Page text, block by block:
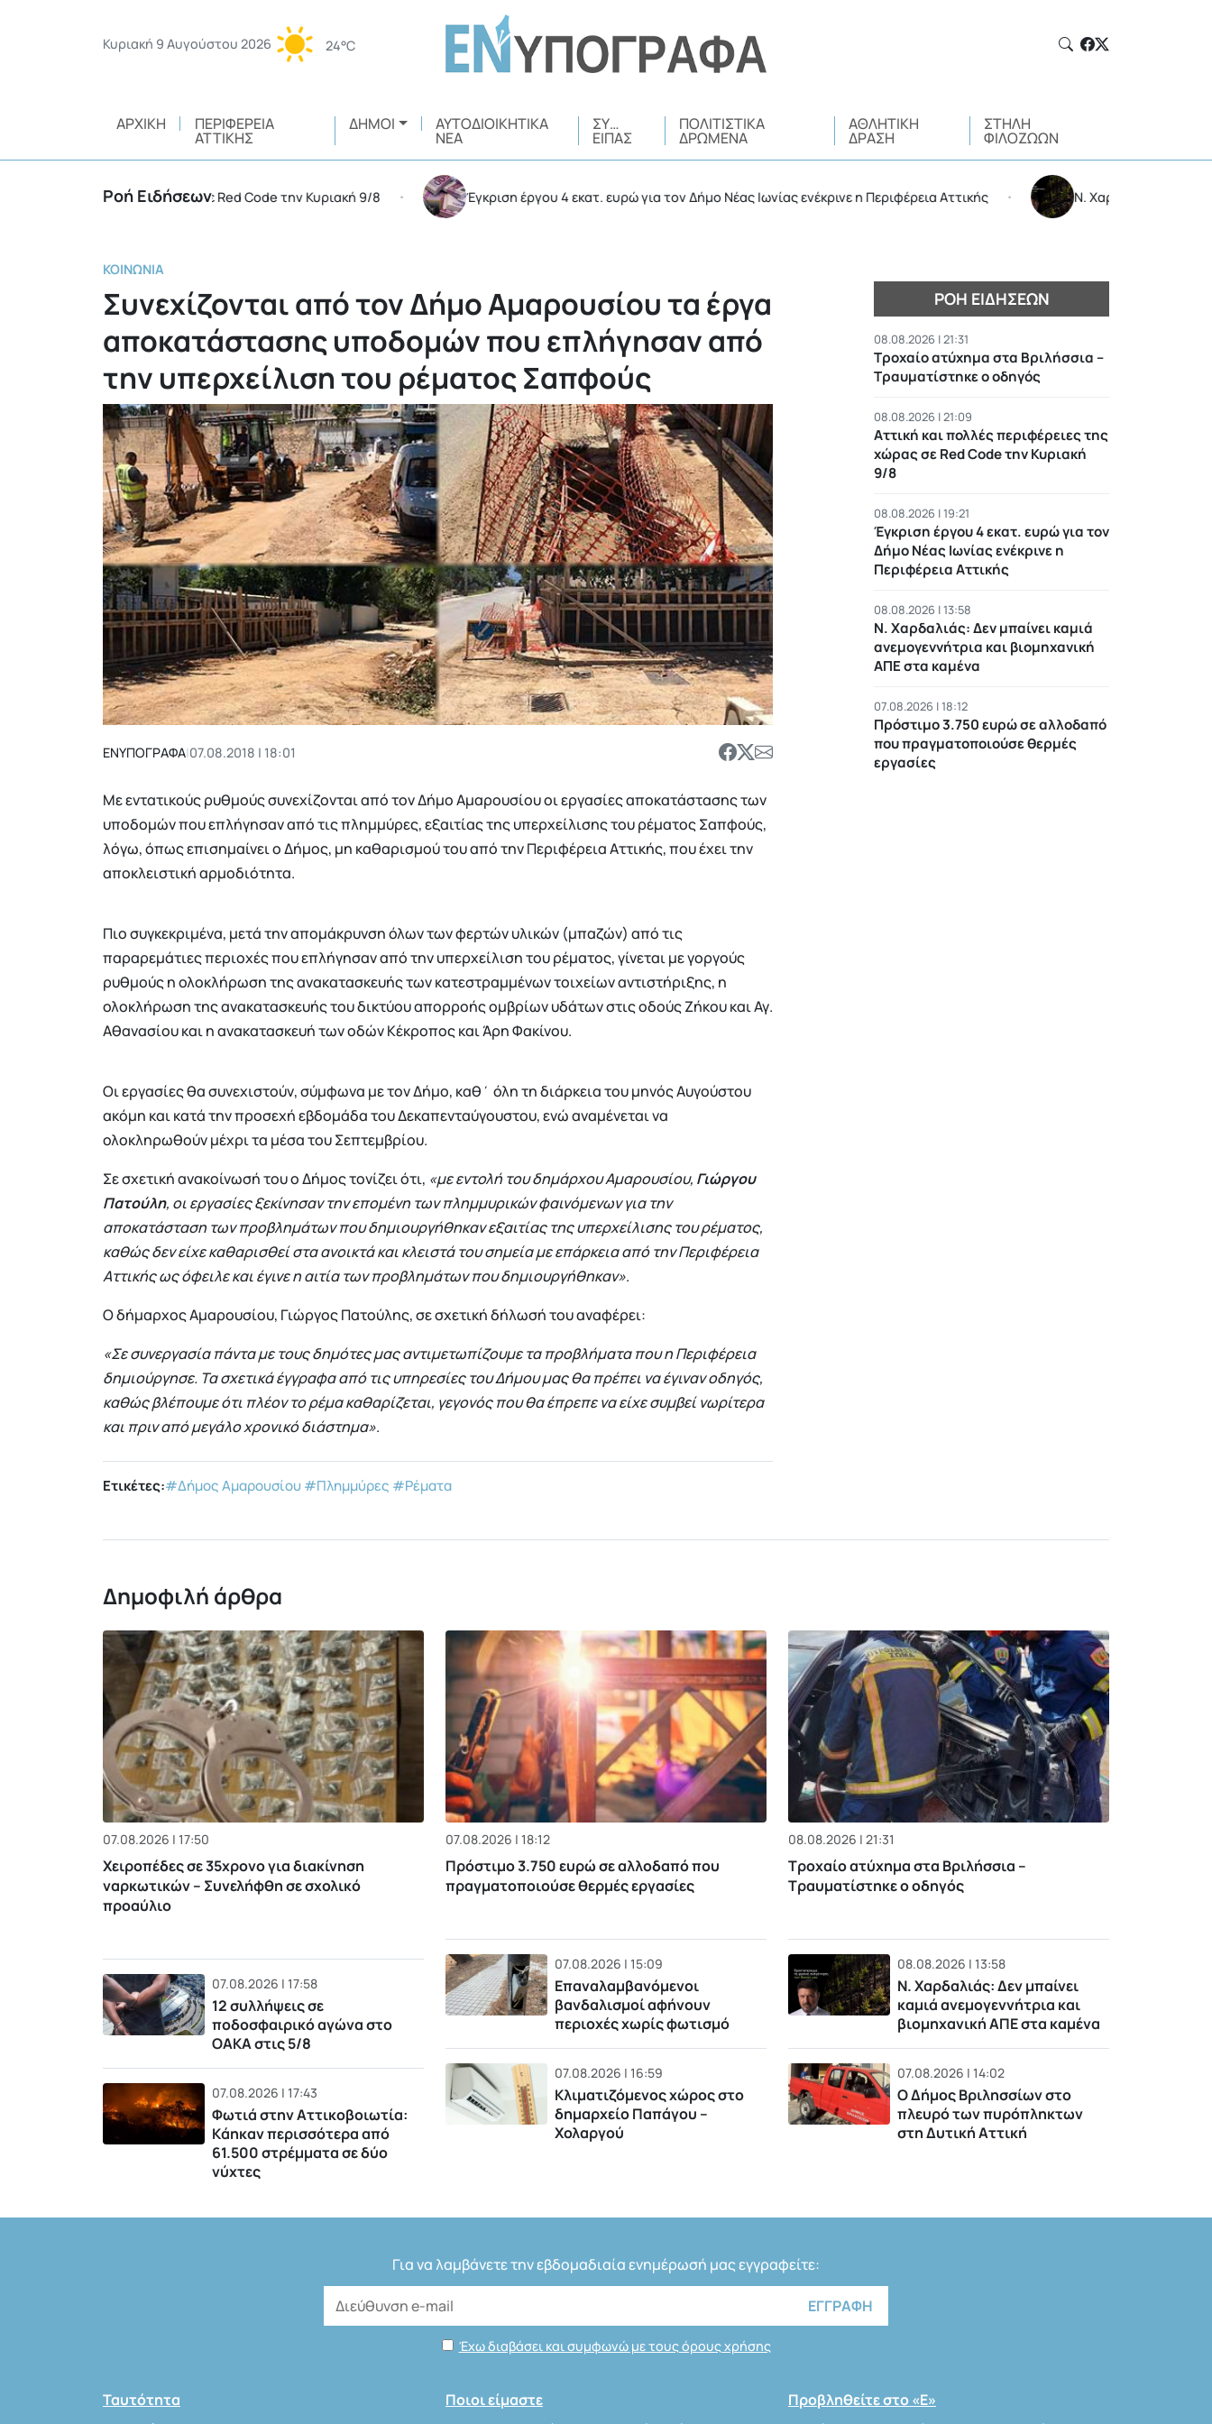
Κυριακή 9 Αυγούστου 2026 24°C
ΑΡΧΙΚΉ ΠΕΡΙΦΈΡΕΙΑ
ΑΤΤΙΚΉΣ
ΔΉΜΟΙ ΑΥΤΟΔΙΟΙΚΗΤΙΚΆ
ΝΈΑ
ΣΥ…
ΕΊΠΑΣ
ΠΟΛΙΤΙΣΤΙΚΆ
ΔΡΏΜΕΝΑ
ΑΘΛΗΤΙΚΉ
ΔΡΆΣΗ
ΣΤΉΛΗ
ΦΙΛΌΖΩΩΝ
Ροή Ειδήσεων
περιφέρειες της χώρας σε Red Code την Κυριακή 9/8 • Έγκριση έργου 4 εκατ. ευρώ για τον Δήμο Νέας Ιωνίας ενέκρινε η Περιφέρεια Αττικής • Ν. Χαρδαλιάς: Δεν μπαίνει
ΚΟΙΝΩΝΊΑ
Συνεχίζονται από τον Δήμο Αμαρουσίου τα έργα
αποκατάστασης υποδομών που επλήγησαν από
την υπερχείλιση του ρέματος Σαπφούς
ΕΝΥΠΟΓΡΑΦΑ|07.08.2018 | 18:01
Με εντατικούς ρυθμούς συνεχίζονται από τον Δήμο Αμαρουσίου οι εργασίες αποκατάστασης των
υποδομών που επλήγησαν από τις πλημμύρες, εξαιτίας της υπερχείλισης του ρέματος Σαπφούς,
λόγω, όπως επισημαίνει ο Δήμος, μη καθαρισμού του από την Περιφέρεια Αττικής, που έχει την
αποκλειστική αρμοδιότητα.
Πιο συγκεκριμένα, μετά την απομάκρυνση όλων των φερτών υλικών (μπαζών) από τις
παραρεμάτιες περιοχές που επλήγησαν από την υπερχείλιση του ρέματος, γίνεται με γοργούς
ρυθμούς η ολοκλήρωση της ανακατασκευής των κατεστραμμένων τοιχείων αντιστήριξης, η
ολοκλήρωση της ανακατασκευής του δικτύου απορροής ομβρίων υδάτων στις οδούς Ζήκου και Αγ.
Αθανασίου και η ανακατασκευή των οδών Κέκροπος και Άρη Φακίνου.
Οι εργασίες θα συνεχιστούν, σύμφωνα με τον Δήμο, καθ΄ όλη τη διάρκεια του μηνός Αυγούστου
ακόμη και κατά την προσεχή εβδομάδα του Δεκαπενταύγουστου, ενώ αναμένεται να
ολοκληρωθούν μέχρι τα μέσα του Σεπτεμβρίου.
Σε σχετική ανακοίνωσή του ο Δήμος τονίζει ότι, «με εντολή του δημάρχου Αμαρουσίου, Γιώργου
Πατούλη, οι εργασίες ξεκίνησαν την επομένη των πλημμυρικών φαινόμενων για την
αποκατάσταση των προβλημάτων που δημιουργήθηκαν εξαιτίας της υπερχείλισης του ρέματος,
καθώς δεν είχε καθαρισθεί στα ανοικτά και κλειστά του σημεία με επάρκεια από την Περιφέρεια
Αττικής ως όφειλε και έγινε η αιτία των προβλημάτων που δημιουργήθηκαν».
Ο δήμαρχος Αμαρουσίου, Γιώργος Πατούλης, σε σχετική δήλωσή του αναφέρει:
«Σε συνεργασία πάντα με τους δημότες μας αντιμετωπίζουμε τα προβλήματα που η Περιφέρεια
δημιούργησε. Τα σχετικά έγγραφα από τις υπηρεσίες του Δήμου μας θα πρέπει να έγιναν οδηγός,
καθώς βλέπουμε ότι πλέον το ρέμα καθαρίζεται, γεγονός που θα έπρεπε να είχε συμβεί νωρίτερα
και πριν από μεγάλο χρονικό διάστημα».
Ετικέτες:#Δήμος Αμαρουσίου #Πλημμύρες #Ρέματα
ΡΟΉ ΕΙΔΉΣΕΩΝ
08.08.2026 | 21:31
Τροχαίο ατύχημα στα Βριλήσσια –
Τραυματίστηκε ο οδηγός
08.08.2026 | 21:09
Αττική και πολλές περιφέρειες της
χώρας σε Red Code την Κυριακή
9/8
08.08.2026 | 19:21
Έγκριση έργου 4 εκατ. ευρώ για τον
Δήμο Νέας Ιωνίας ενέκρινε η
Περιφέρεια Αττικής
08.08.2026 | 13:58
Ν. Χαρδαλιάς: Δεν μπαίνει καμιά
ανεμογεννήτρια και βιομηχανική
ΑΠΕ στα καμένα
07.08.2026 | 18:12
Πρόστιμο 3.750 ευρώ σε αλλοδαπό
που πραγματοποιούσε θερμές
εργασίες
Δημοφιλή άρθρα
07.08.2026 | 17:50
Χειροπέδες σε 35χρονο για διακίνηση
ναρκωτικών – Συνελήφθη σε σχολικό
προαύλιο
07.08.2026 | 17:58
12 συλλήψεις σε
ποδοσφαιρικό αγώνα στο
ΟΑΚΑ στις 5/8
07.08.2026 | 17:43
Φωτιά στην Αττικοβοιωτία:
Kάηκαν περισσότερα από
61.500 στρέμματα σε δύο
νύχτες
07.08.2026 | 18:12
Πρόστιμο 3.750 ευρώ σε αλλοδαπό που
πραγματοποιούσε θερμές εργασίες
07.08.2026 | 15:09
Επαναλαμβανόμενοι
βανδαλισμοί αφήνουν
περιοχές χωρίς φωτισμό
07.08.2026 | 16:59
Κλιματιζόμενος χώρος στο
δημαρχείο Παπάγου –
Χολαργού
08.08.2026 | 21:31
Τροχαίο ατύχημα στα Βριλήσσια –
Τραυματίστηκε ο οδηγός
08.08.2026 | 13:58
Ν. Χαρδαλιάς: Δεν μπαίνει
καμιά ανεμογεννήτρια και
βιομηχανική ΑΠΕ στα καμένα
07.08.2026 | 14:02
Ο Δήμος Βριλησσίων στο
πλευρό των πυρόπληκτων
στη Δυτική Αττική
Για να λαμβάνετε την εβδομαδιαία ενημέρωσή μας εγγραφείτε:
Έχω διαβάσει και συμφωνώ με τους όρους χρήσης
Ταυτότητα Ποιοι είμαστε Προβληθείτε στο «Ε»